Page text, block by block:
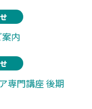
案内
専門講座 後期